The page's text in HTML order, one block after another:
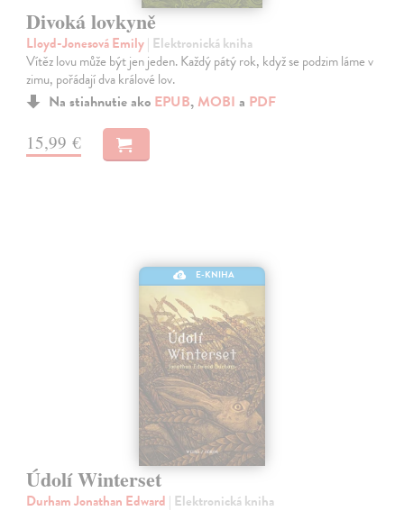
Divoká lovkyně
Lloyd-Jonesová Emily| Elektronická kniha
Vítěz lovu může být jen jeden. Každý pátý rok, když se podzim láme v
zimu, pořádají dva králové lov.
Na stiahnutie ako EPUB, MOBI a PDF
15,99 €
E-KNIHA
Údolí Winterset
Durham Jonathan Edward | Elektronická kniha